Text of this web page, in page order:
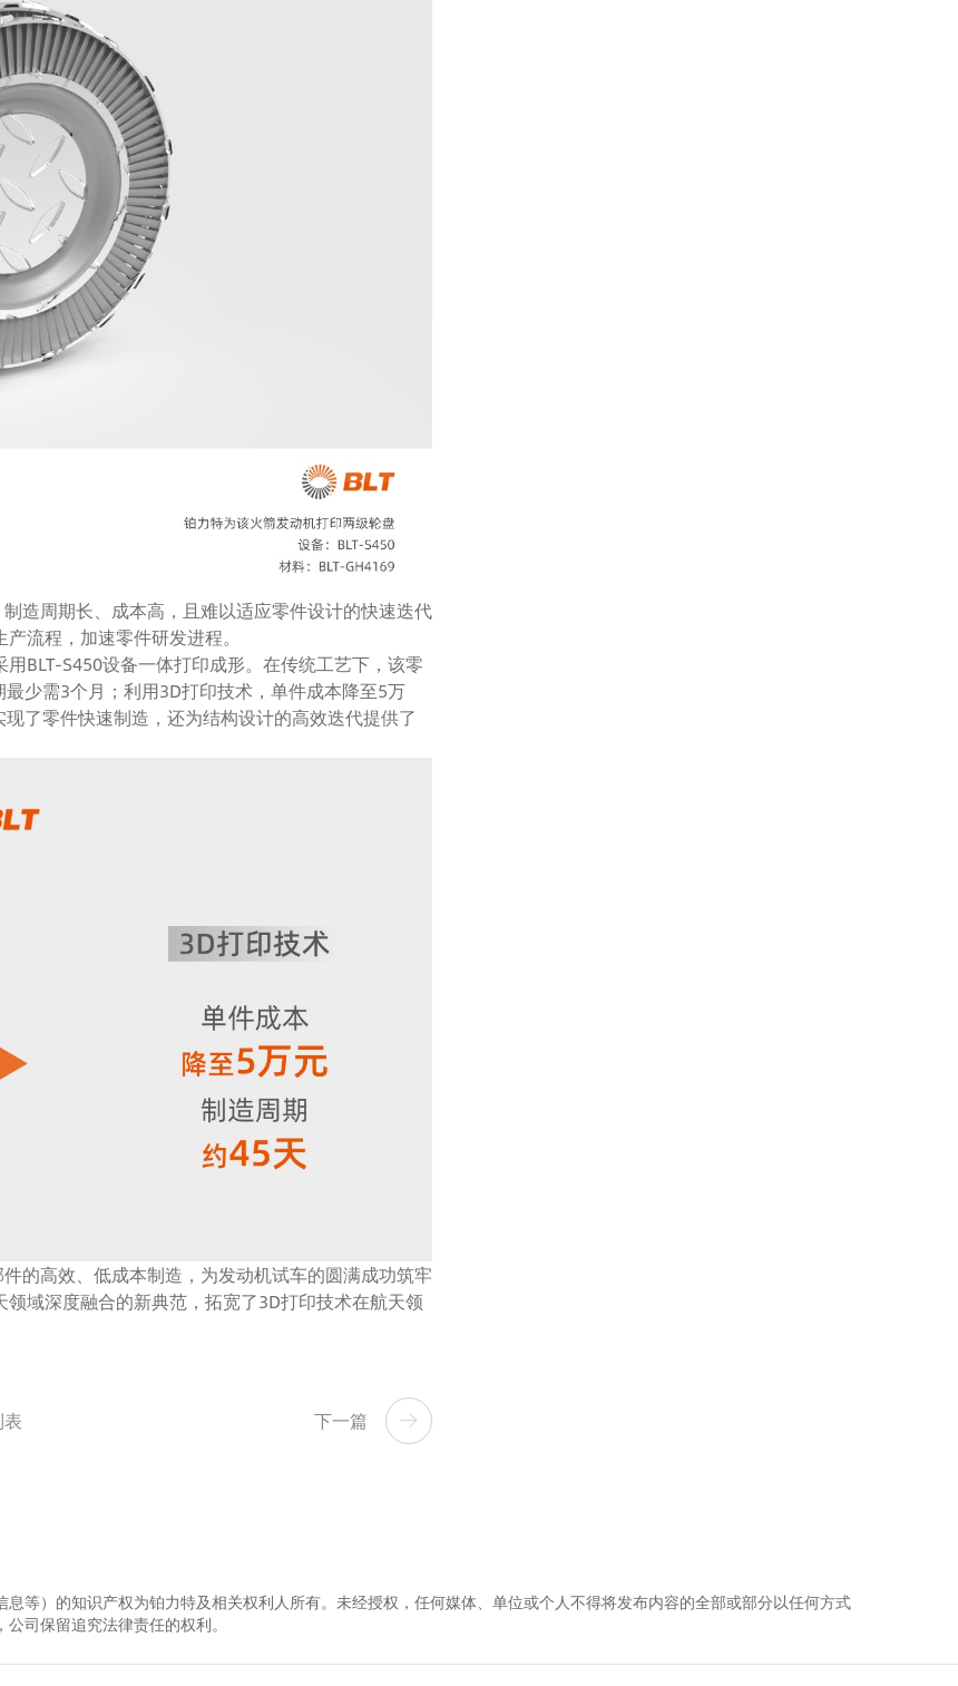
造周期长、成本高，且难以适应零件设计的快速迭代
流程，加速零件研发进程。
BLT-S450设备一体打印成形。在传统工艺下，该零
少需3个月；利用3D打印技术，单件成本降至5万
了零件快速制造，还为结构设计的高效迭代提供了
的高效、低成本制造，为发动机试车的圆满成功筑牢
域深度融合的新典范，拓宽了3D打印技术在航天领
下一篇
等）的知识产权为铂力特及相关权利人所有。未经授权，任何媒体、单位或个人不得将发布内容的全部或部分以任何方式
司保留追究法律责任的权利。